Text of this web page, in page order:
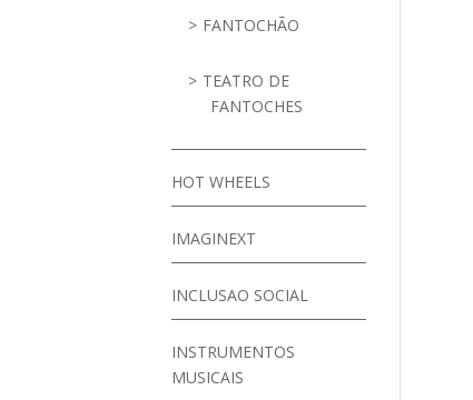
FANTOCHÃO
TEATRO DE
FANTOCHES
HOT WHEELS
IMAGINEXT
INCLUSAO SOCIAL
INSTRUMENTOS
MUSICAIS